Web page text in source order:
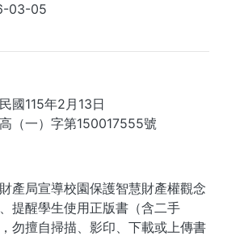
03-05
國115年2月13日
（一）字第150017555號
產局宣導校園保護智慧財產權觀念
提醒學生使用正版書（含二手
勿擅自掃描、影印、下載或上傳書